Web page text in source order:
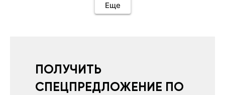
Еще
ПОЛУЧИТЬ
СПЕЦПРЕДЛОЖЕНИЕ ПО